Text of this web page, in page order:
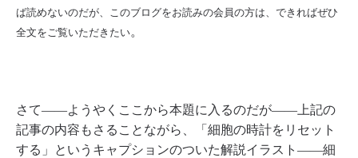
ば読めないのだが、このブログをお読みの会員の方は、できればぜひ
全文をご覧いただきたい。
さて――ようやくここから本題に入るのだが――上記の
記事の内容もさることながら、「細胞の時計をリセット
する」というキャプションのついた解説イラスト――細